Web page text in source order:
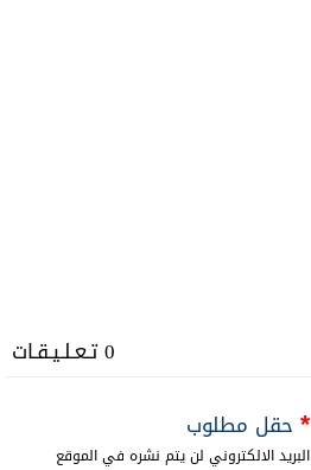
0 تـعـلـيـقـات
* حقل مطلوب
البريد الالكتروني لن يتم نشره في الموقع